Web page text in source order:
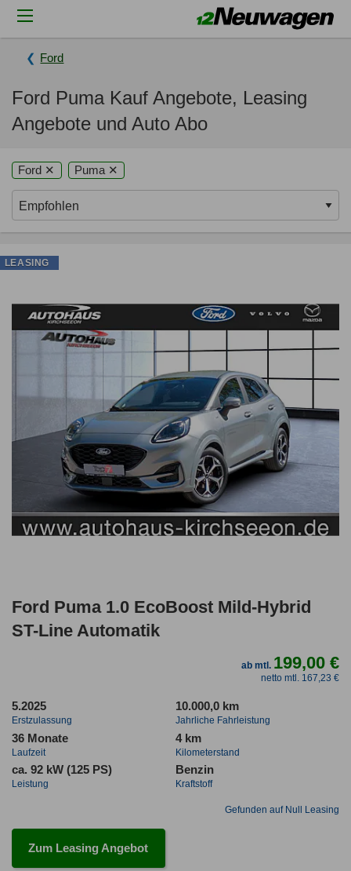
Ford
Ford Puma Kauf Angebote, Leasing
Angebote und Auto Abo
Ford ✕ Puma ✕
Ford Puma 1.0 EcoBoost Mild-Hybrid
ST-Line Automatik
ab mtl. 199,00 €
netto mtl. 167,23 €
5.2025
Erstzulassung
10.000,0 km
Jahrliche Fahrleistung
36 Monate
Laufzeit
4 km
Kilometerstand
ca. 92 kW (125 PS)
Leistung
Benzin
Kraftstoff
Gefunden auf Null Leasing
Zum Leasing Angebot
LEASING